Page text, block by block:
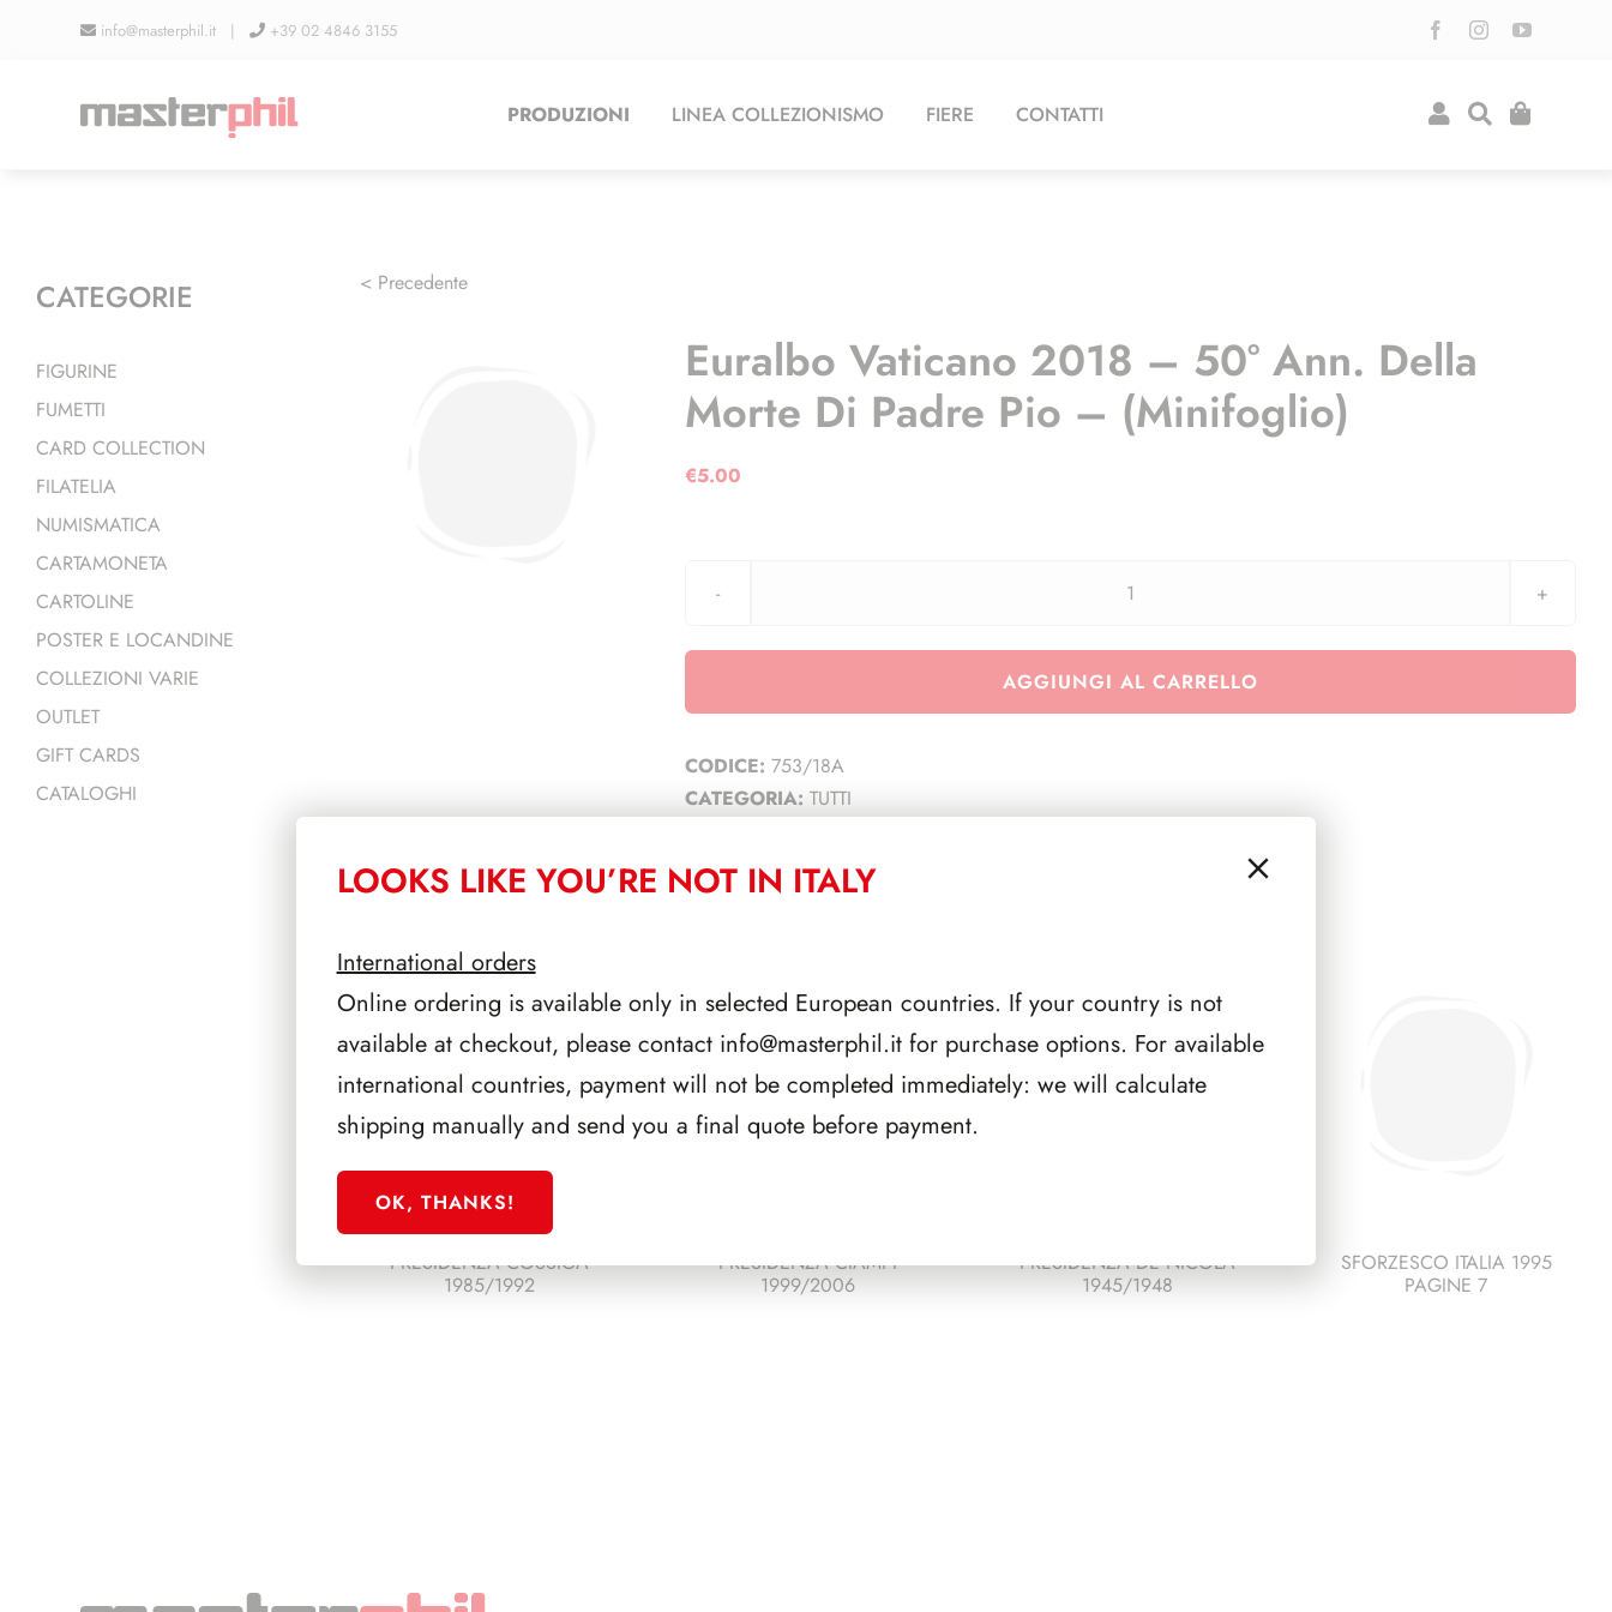
info@masterphil.it | +39 02 4846 3155
PRODUZIONI LINEA COLLEZIONISMO FIERE CONTATTI
< Precedente
Euralbo Vaticano 2018 – 50° Ann. Della
Morte Di Padre Pio – (minifoglio)
€5.00
Euralbo
2018
(minifoglio)
quantità
AGGIUNGI AL CARRELLO
CODICE: 753/18A
CATEGORIA: TUTTI
PRESIDENZA COSSIGA
1985/1992
PRESIDENZA CIAMPI
1999/2006
PRESIDENZA DE NICOLA
1945/1948
SFORZESCO ITALIA 1995
PAGINE 7
CATEGORIE
FIGURINE
FUMETTI
CARD COLLECTION
FILATELIA
NUMISMATICA
CARTAMONETA
CARTOLINE
POSTER E LOCANDINE
COLLEZIONI VARIE
OUTLET
GIFT CARDS
CATALOGHI
LOOKS LIKE YOU’RE NOT IN ITALY
International orders
Online ordering is available only in selected European countries. If your country is not
available at checkout, please contact info@masterphil.itfor purchase options. For available
international countries, payment will not be completed immediately: we will calculate
shipping manually and send you a final quote before payment.
OK, THANKS!